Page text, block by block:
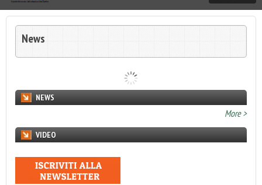
News
NEWS
More >
VIDEO